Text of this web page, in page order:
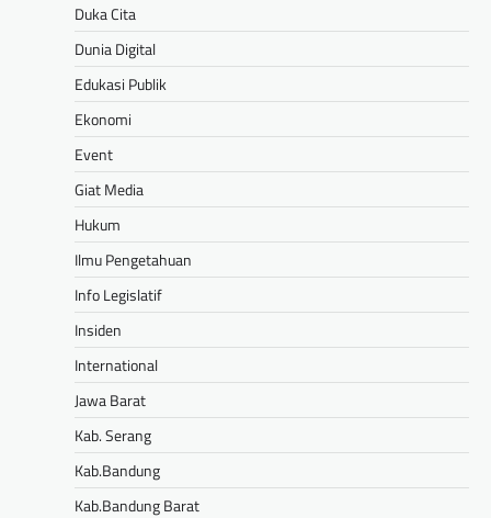
Duka Cita
Dunia Digital
Edukasi Publik
Ekonomi
Event
Giat Media
Hukum
Ilmu Pengetahuan
Info Legislatif
Insiden
International
Jawa Barat
Kab. Serang
Kab.Bandung
Kab.Bandung Barat